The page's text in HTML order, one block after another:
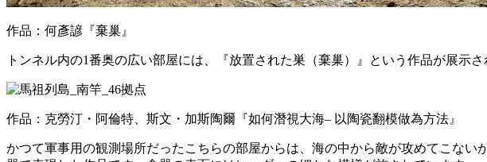
作品：何彥諺『棄巢』
トンネル内の1番奥の広い部屋には、『放置された巣（棄巢）』という作品が展示
作品：克勞汀・阿倫特、斯文・加斯陶爾『如何潛視大海– 以陶瓷翻模做為方法』
かつて軍事用の観測場所だったこちらの部屋からは、海の中から敵が攻めてこな